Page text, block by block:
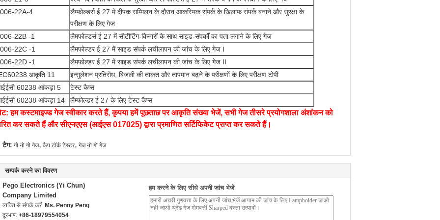
22A-4
लैम्फोल्डर्स ई 27 में दीपक सम्मिलन के दौरान आकस्मिक संपर्क के खिलाफ संपर्क बनाने और सुरक्षा के
परीक्षण के लिए गेज
22B -1
लैमफोल्डर्स ई 27 में सीटीटिंग-किनारों के साथ साइड-संपर्कों का पता लगाने के लिए गेज
22C -1
लैमफोल्डर ई 27 में साइड संपर्क लचीलापन की जांच के लिए गेज I
22D -1
लैमफोल्डर ई 27 में साइड संपर्क लचीलापन की जांच के लिए गेज II
आकृति 11
इन्सुलेशन प्रतिरोध, बिजली की ताकत और तापमान बढ़ने के परीक्षणों के लिए परीक्षण टोपी
60238 आंकड़ा 5
टेस्ट कैप्स
60238 आंकड़ा 14
लैम्फोल्डर ई 27 के लिए टेस्ट कैप्स
हम कस्टमाइज्ड गेज स्वीकार करते हैं, कृपया हमें पूछताछ पर आकृति संख्या भेजें, सभी गेज तीसरे प्रयोगशाला अंशांकन को
कर सकते हैं और सीएनएएस (आईएस 017025) द्वारा प्रमाणित सर्टिफिकेट प्राप्त कर सकते हैं।
टैग: गो नो गो गेज, कैप टॉर्क टेस्टर, गेज नो गो गेज
सम्पर्क करने का विवरण
Pego Electronics (Yi Chun)
Company Limited
व्यक्ति से संपर्क करें: Ms. Penny Peng
दूरभाष: +86-18979554054
हम करने के लिए सीधे अपनी जांच भेजें